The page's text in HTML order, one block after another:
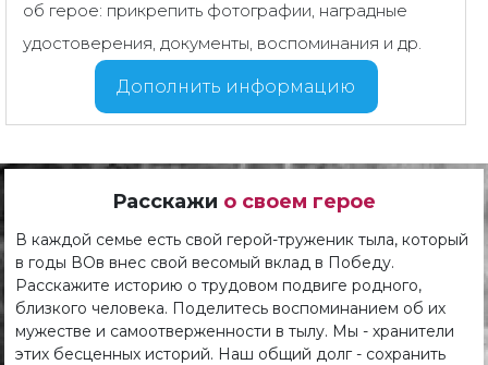
об герое: прикрепить фотографии, наградные
удостоверения, документы, воспоминания и др.
Дополнить информацию
Расскажи о своем герое
В каждой семье есть свой герой-труженик тыла, который
в годы ВОв внес свой весомый вклад в Победу.
Расскажите историю о трудовом подвиге родного,
близкого человека. Поделитесь воспоминанием об их
мужестве и самоотверженности в тылу. Мы - хранители
этих бесценных историй. Наш общий долг - сохранить